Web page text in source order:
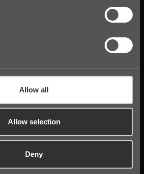
Allow all
Allow selection
Deny